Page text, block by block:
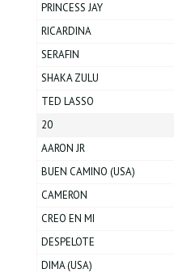
PRINCESS JAY
RICARDINA
SERAFIN
SHAKA ZULU
TED LASSO
20
AARON JR
BUEN CAMINO (USA)
CAMERON
CREO EN MI
DESPELOTE
DIMA (USA)